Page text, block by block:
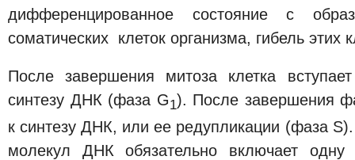
дифференцированное состояние с
соматических клеток организма, гибель этих
После завершения митоза клетка
синтезу ДНК (фаза G1). После завершения
к синтезу ДНК, или ее редупликации (фаза
молекул ДНК обязательно включает